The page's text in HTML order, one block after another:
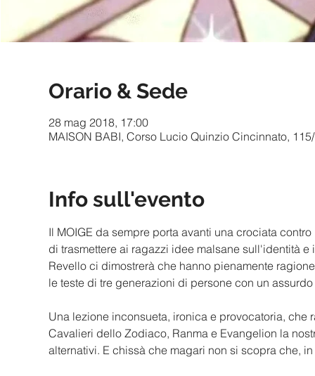
Orario & Sede
28 mag 2018, 17:00
MAISON BABI, Corso Lucio Quinzio Cincinnato,
Info sull'evento
Il MOIGE da sempre porta avanti una crociata
di trasmettere ai ragazzi idee malsane sull'identità
Revello ci dimostrerà che hanno pienamente
Una lezione inconsueta, ironica e provocatoria,
Cavalieri dello Zodiaco, Ranma e Evangelion la